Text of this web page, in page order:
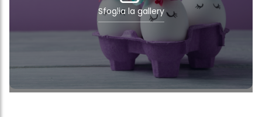
Sfoglia la gallery